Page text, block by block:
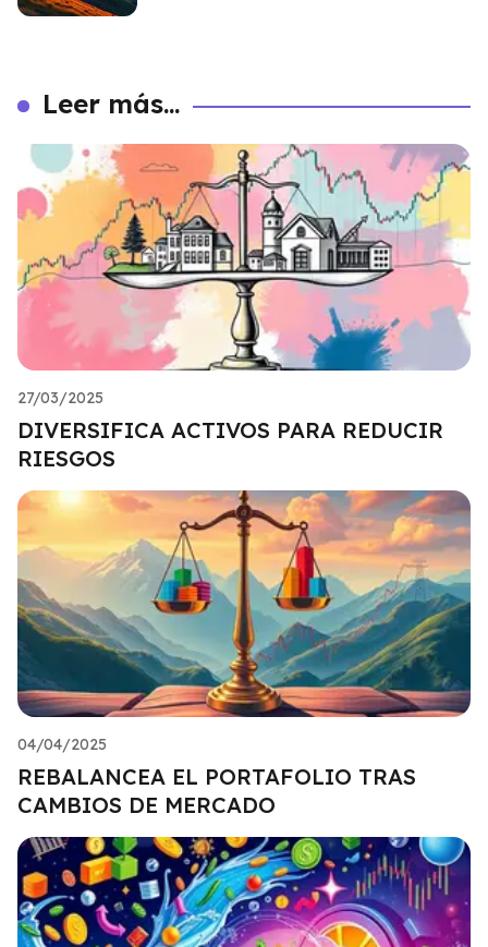
Leer más...
27/03/2025
DIVERSIFICA ACTIVOS PARA REDUCIR
RIESGOS
04/04/2025
REBALANCEA EL PORTAFOLIO TRAS
CAMBIOS DE MERCADO